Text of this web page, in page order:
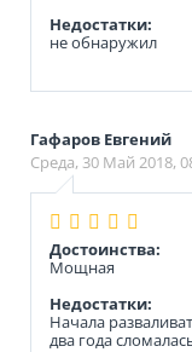
Недостатки:
не обнаружил
Гафаров Евгений
Среда, 30 Май 2018,
Достоинства:
Мощная
Недостатки:
Начала
два года